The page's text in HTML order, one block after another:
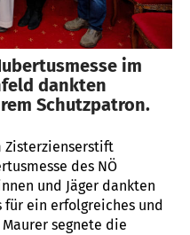
im
dankten
Schutzpatron.
Zisterzienserstift
des NÖ
und Jäger dankten
ein erfolgreiches und
segnete die